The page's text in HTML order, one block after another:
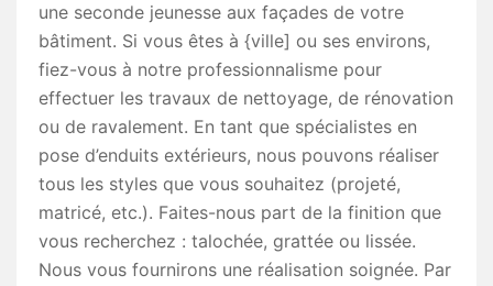
une seconde jeunesse aux façades de votre
bâtiment. Si vous êtes à {ville] ou ses environs,
fiez-vous à notre professionnalisme pour
effectuer les travaux de nettoyage, de rénovation
ou de ravalement. En tant que spécialistes en
pose d’enduits extérieurs, nous pouvons réaliser
tous les styles que vous souhaitez (projeté,
matricé, etc.). Faites-nous part de la finition que
vous recherchez : talochée, grattée ou lissée.
Nous vous fournirons une réalisation soignée. Par